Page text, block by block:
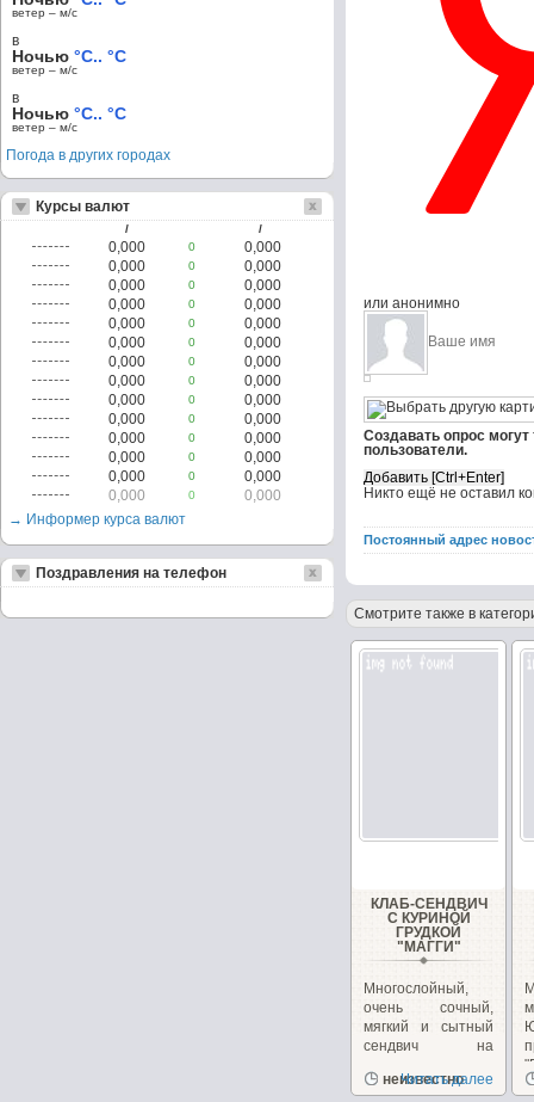
или анонимно
Создавать опрос
пользователи.
Никто ещё не оставил
Постоянный адрес
Смотрите также в
КЛАБ-СЕНДВИЧ
С КУРИНОЙ
ГРУДКОЙ
"МАГГИ"
Многослойный,
очень сочный,
мягкий и сытный
сендвич на
закуску!...
неизвестно
Читать далее
ветер – м/c
в
Ночью °C.. °C
ветер – м/c
в
Ночью °C.. °C
ветер – м/c
Погода в других городах
Курсы валют
/ /
0,000 0
0,000
0,000
0
0,000
0,000
0
0,000
0,000
0
0,000
0,000
0
0,000
0,000
0
0,000
0,000
0
0,000
0,000
0
0,000
0,000
0
0,000
0,000
0
0,000
0,000
0
0,000
0,000
0
0,000
0,000
0
0,000
0,000
0
0,000
→ Информер курса валют
Поздравления на телефон